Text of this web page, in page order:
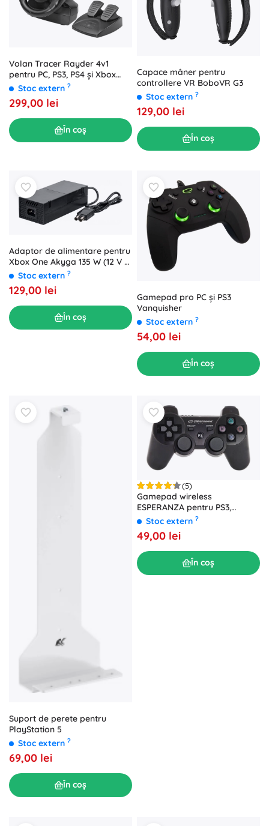
Volan Tracer Rayder 4v1
pentru PC, PS3, PS4 și Xbox
OneStoc extern ?
299,00 lei
În coș
Capace mâner pentru
controllere VR BoboVR G3
Stoc extern ?
129,00 lei
În coș
Adaptor de alimentare pentru
Xbox One Akyga 135 W (12 V /
10,83 A, 5Vsb / 1 A)
Stoc extern ?
129,00 lei
În coș
Gamepad pro PC și PS3
Vanquisher
Stoc extern ?
54,00 lei
În coș
Suport de perete pentru
PlayStation 5
Stoc extern ?
69,00 lei
În coș
(5)
Gamepad wireless
ESPERANZA pentru PS3,
Bluetooth, negru
Stoc extern ?
49,00 lei
În coș